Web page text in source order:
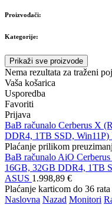
Proizvođači:
Kategorije:
Prikaži sve proizvode
Nema rezultata za traženi
Vaša košarica
Usporedba
Favoriti
Prijava
BaB računalo Cerberus X
DDR4, 1TB SSD, Win11P)
Plaćanje prilikom
BaB računalo AiO
16GB, 32GB DDR4, 1TB
ASUS 1.998,89 €
Plaćanje karticom do 36
Naslovna Nazad Monitori